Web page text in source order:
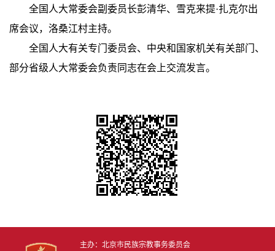
全国人大常委会副委员长彭清华、雪克来提·扎克尔出
席会议，洛桑江村主持。
全国人大有关专门委员会、中央和国家机关有关部门、
部分省级人大常委会负责同志在会上交流发言。
主办：北京市民族宗教事务委员会